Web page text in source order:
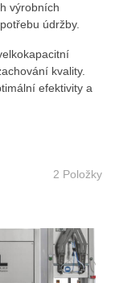
výrobních
údržby.
kvality.
efektivity a
2 Položky